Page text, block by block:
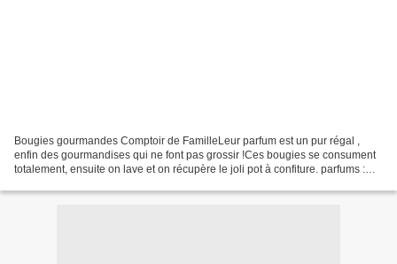
Bougies gourmandes Comptoir de FamilleLeur parfum est un pur régal ,
enfin des gourmandises qui ne font pas grossir !Ces bougies se consument
totalement, ensuite on lave et on récupère le joli pot à confiture. parfums :